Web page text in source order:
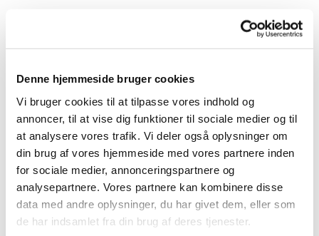
Denne hjemmeside bruger cookies
Vi bruger cookies til at tilpasse vores indhold og
annoncer, til at vise dig funktioner til sociale medier og til
at analysere vores trafik. Vi deler også oplysninger om
din brug af vores hjemmeside med vores partnere inden
for sociale medier, annonceringspartnere og
analysepartnere. Vores partnere kan kombinere disse
data med andre oplysninger, du har givet dem, eller som
de har indsamlet fra din brug af deres tjenester.
design og avancerede teknologi, og jeg er stolt af at kunne
tilbyde disse førsteklasses produkter til mine kunder på
kan jeg vejlede mine kunder i valget af den ideelle
garageport, der passer perfekt til deres behov og budget.
Uanset om det er en traditionel vippeport, en moderne
rulleport eller en pladsbesparende skydeport, kan mine
kunder være sikre på, at de får en førsteklasses løsning, når
de vælger mig som deres monterings- og portleverandør på
Bornholm.